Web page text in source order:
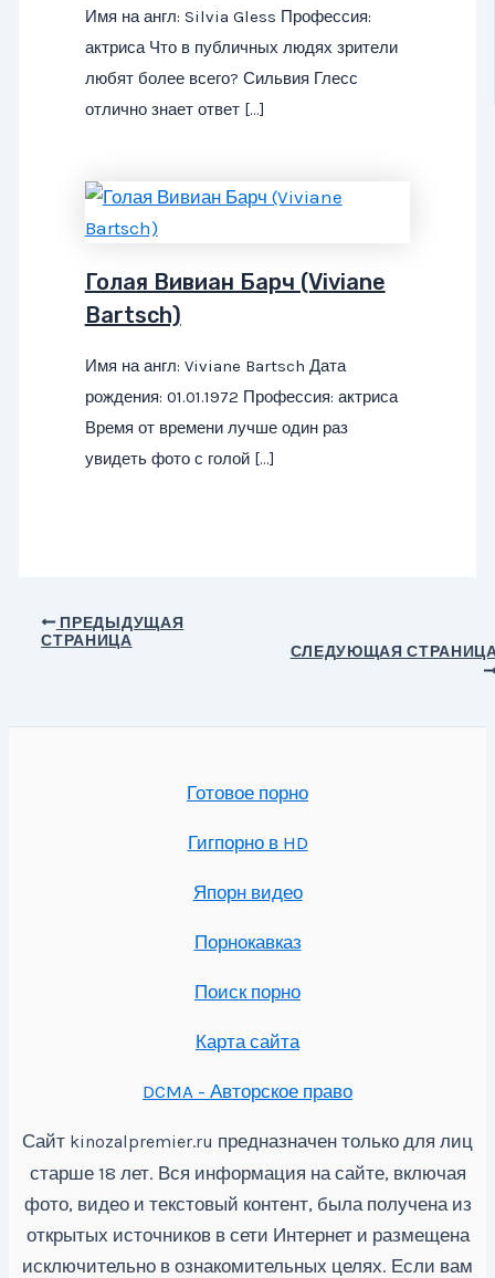
Имя на англ: Silvia Gless Профессия:
актриса Что в публичных людях зрители
любят более всего? Сильвия Глесс
отлично знает ответ […]
Голая Вивиан Барч (Viviane
Bartsch)
Имя на англ: Viviane Bartsch Дата
рождения: 01.01.1972 Профессия: актриса
Время от времени лучше один раз
увидеть фото с голой […]
Навигация
ПРЕДЫДУЩАЯ
СТРАНИЦА
СЛЕДУЮЩАЯ
Готовое порно
Гигпорно в HD
Япорн видео
Порнокавказ
Поиск порно
Карта сайта
DCMA - Авторское право
Сайт kinozalpremier.ru предназначен только для лиц
старше 18 лет. Вся информация на сайте, включая
фото, видео и текстовый контент, была получена из
открытых источников в сети Интернет и размещена
исключительно в ознакомительных целях. Если вам